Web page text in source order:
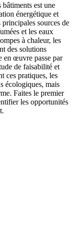
bâtiments est une
énergétique et
sources de
et les eaux
à chaleur, les
des solutions
en œuvre passe par
de faisabilité et
ces pratiques, les
écologiques, mais
Faites le premier
les opportunités